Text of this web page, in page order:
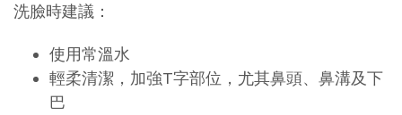
洗臉時建議：
使用常溫水
輕柔清潔，加強T字部位，尤其鼻頭、鼻溝及下
巴